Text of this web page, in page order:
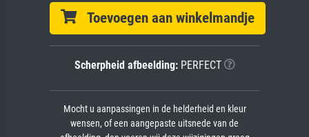
Toevoegen aan winkelmandje
Scherpheid afbeelding:PERFECT
Mocht u aanpassingen in de helderheid en kleur
wensen, of een aangepaste uitsnede van de